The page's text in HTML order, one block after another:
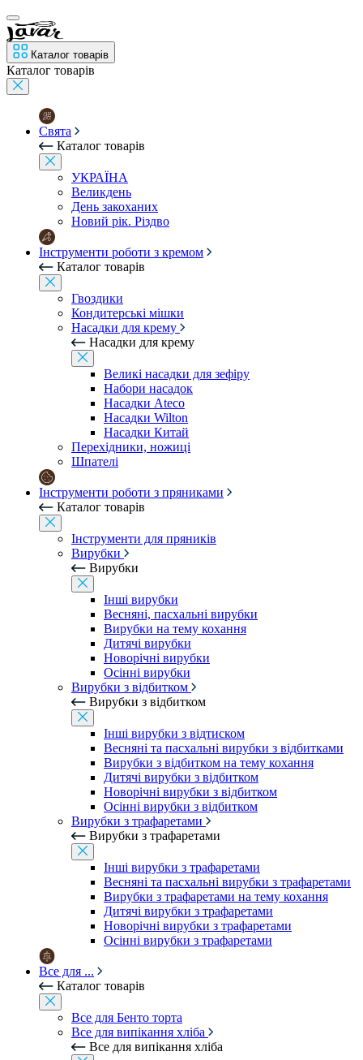
Каталог товарів
Каталог товарів
Свята
Каталог товарів
УКРАЇНА
Великдень
День закоханих
Новий рік. Різдво
Інструменти роботи з кремом
Каталог товарів
Гвоздики
Кондитерські мішки
Насадки для крему
Насадки для крему
Великі насадки для зефіру
Набори насадок
Насадки Ateco
Насадки Wilton
Насадки Китай
Перехідники, ножиці
Шпателі
Інструменти роботи з пряниками
Каталог товарів
Інструменти для пряників
Вирубки
Вирубки
Інші вирубки
Весняні, пасхальні вирубки
Вирубки на тему кохання
Дитячі вирубки
Новорічні вирубки
Осінні вирубки
Вирубки з відбитком
Вирубки з відбитком
Інші вирубки з відтиском
Весняні та пасхальні вирубки з відбитками
Вирубки з відбитком на тему кохання
Дитячі вирубки з відбитком
Новорічні вирубки з відбитком
Осінні вирубки з відбитком
Вирубки з трафаретами
Вирубки з трафаретами
Інші вирубки з трафаретами
Весняні та пасхальні вирубки з трафаретами
Вирубки з трафаретами на тему кохання
Дитячі вирубки з трафаретами
Новорічні вирубки з трафаретами
Осінні вирубки з трафаретами
Все для ...
Каталог товарів
Все для Бенто торта
Все для випікання хліба
Все для випікання хліба